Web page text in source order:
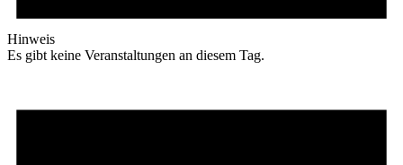
Hinweis
Es gibt keine Veranstaltungen an diesem Tag.